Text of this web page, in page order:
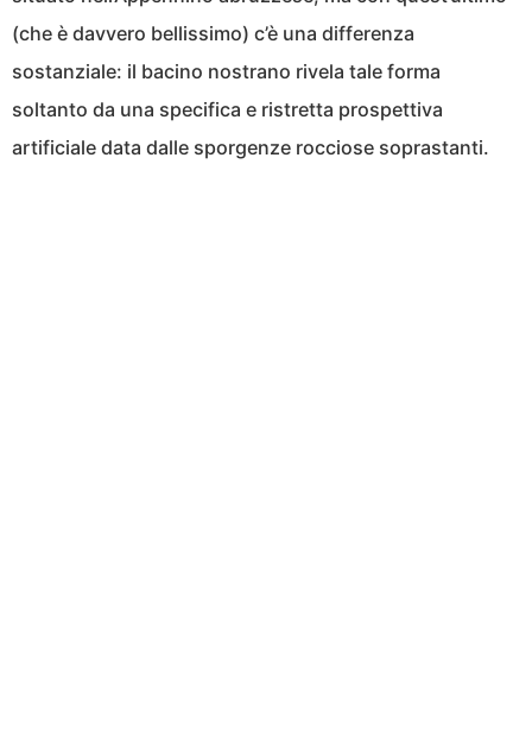
(che è davvero bellissimo) c’è una differenza
sostanziale: il bacino nostrano rivela tale forma
soltanto da una specifica e ristretta prospettiva
artificiale data dalle sporgenze rocciose soprastanti.